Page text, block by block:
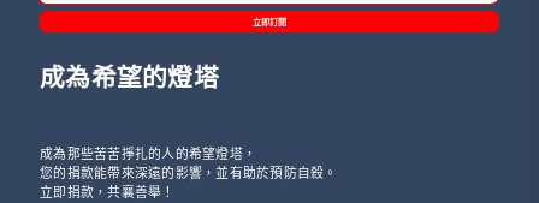
立即訂閱
成為希望的燈塔
成為那些苦苦掙扎的人的希望燈塔，
您的捐款能帶來深遠的影響，並有助於預防自殺。
立即捐款，共襄善舉！